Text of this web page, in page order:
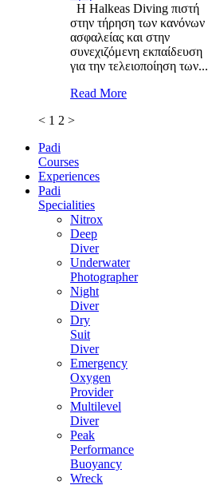
Η Halkeas Diving πιστή
στην τήρηση των κανόνων
ασφαλείας και στην
συνεχιζόμενη εκπαίδευση
για την τελειοποίηση των...
Read More
< 1 2 >
Padi
Courses
Experiences
Padi
Specialities
Nitrox
Deep
Diver
Underwater
Photographer
Night
Diver
Dry
Suit
Diver
Emergency
Oxygen
Provider
Multilevel
Diver
Peak
Performance
Buoyancy
Wreck